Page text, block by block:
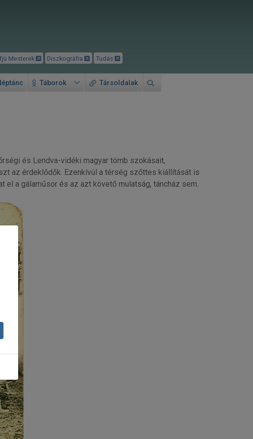
Mesterek Diszkográfia Tudás
Táborok Társoldalak
és Lendva-vidéki magyar tömb szokásait,
az érdeklődők. Ezenkívül a térség szőttes kiállítását is
el a gálaműsor és az azt követő mulatság, táncház sem.